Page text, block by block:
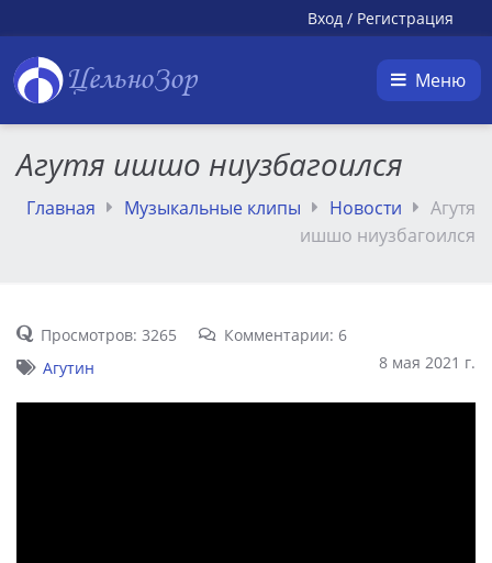
Вход / Регистрация
ЦельноЗор Меню
Агутя ишшо ниузбагоился
Главная Музыкальные клипы Новости
Агутя
ишшо ниузбагоился
Просмотров: 3265
Комментарии: 6
8 мая 2021 г.
Агутин